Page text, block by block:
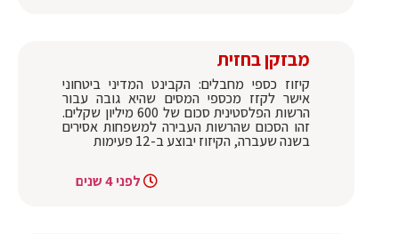
מבזקן בחזית
קיזוז כספי מחבלים: הקבינט המדיני ביטחוני
אישר לקזז מכספי המסים שהיא גובה עבור
הרשות הפלסטינית סכום של 600 מיליון שקלים.
זהו הסכום שהרשות העבירה למשפחות אסירים
בשנה שעברה, הקיזוז יבוצע ב-12 פעימות
לפני 4 שנים